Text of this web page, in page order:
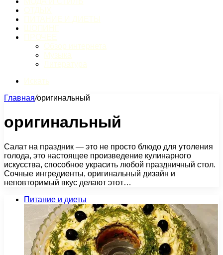
Главная/оригинальный
оригинальный
Салат на праздник — это не просто блюдо для утоления
голода, это настоящее произведение кулинарного
искусства, способное украсить любой праздничный стол.
Сочные ингредиенты, оригинальный дизайн и
неповторимый вкус делают этот…
Питание и диеты